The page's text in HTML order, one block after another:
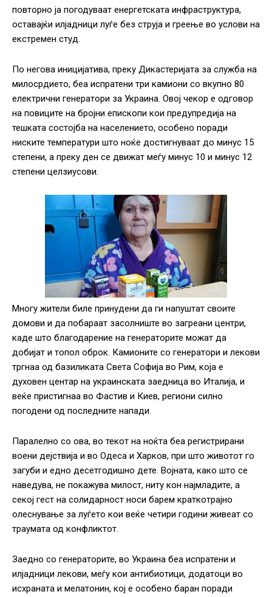
повторно ја погодуваат енергетската инфраструктура,
оставајќи илјадници луѓе без струја и греење во услови на
екстремен студ.
По негова иницијатива, преку Дикастеријата за служба на
милосрдието, беа испратени три камиони со вкупно 80
електрични генератори за Украина. Овој чекор е одговор
на повиците на бројни епископи кои предупредија на
тешката состојба на населението, особено поради
ниските температури што ноќе достигнуваат до минус 15
степени, а преку ден се движат меѓу минус 10 и минус 12
степени целзиусови.
Многу жители биле принудени да ги напуштат своите
домови и да побараат засолниште во загреани центри,
каде што благодарение на генераторите можат да
добијат и топол оброк. Камионите со генератори и лекови
тргнаа од базиликата Света Софија во Рим, која е
духовен центар на украинската заедница во Италија, и
веќе пристигнаа во Фастив и Киев, региони силно
погодени од последните напади.
Паралелно со ова, во текот на ноќта беа регистрирани
воени дејствија и во Одеса и Харков, при што животот го
загуби и едно десетгодишно дете. Војната, како што се
наведува, не покажува милост, ниту кон најмладите, а
секој гест на солидарност носи барем краткотрајно
олеснување за луѓето кои веќе четири години живеат со
траумата од конфликтот.
Заедно со генераторите, во Украина беа испратени и
илјадници лекови, меѓу кои антибиотици, додатоци во
исхраната и мелатонин, кој е особено баран поради